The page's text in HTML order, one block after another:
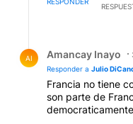
AI Amancay Inayo
Responder a Julio
Francia no tiene
son parte de